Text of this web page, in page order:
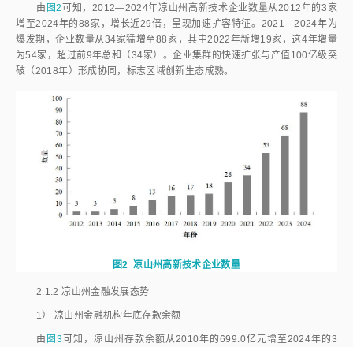
由 图2可知，2012—2024年凉山州高新技术企业数量从2012年的3家
增至2024年的88家，增长近29倍，呈现加速扩容特征。2021—2024年为
爆发期，企业数量从34家猛增至88家，其中2022年新增19家，这4年增量
为54家，超过前9年总和（34家）。企业集群的快速扩张与产值100亿级突
破（2018年）形成协同，标志区域创新生态成熟。
图2 凉山州高新技术企业数量
2.1.2 凉山州金融发展态势
1） 凉山州金融机构年底存款余额
由 图3 可知，凉山州存款余额从2010年的699.0亿元增至2024年的3